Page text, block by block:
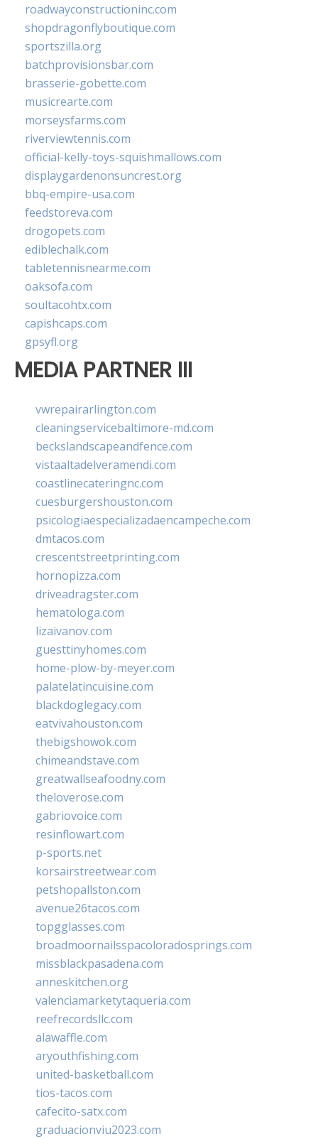
roadwayconstructioninc.com
shopdragonflyboutique.com
sportszilla.org
batchprovisionsbar.com
brasserie-gobette.com
musicrearte.com
morseysfarms.com
riverviewtennis.com
official-kelly-toys-squishmallows.com
displaygardenonsuncrest.org
bbq-empire-usa.com
feedstoreva.com
drogopets.com
ediblechalk.com
tabletennisnearme.com
oaksofa.com
soultacohtx.com
capishcaps.com
gpsyfl.org
MEDIA PARTNER III
vwrepairarlington.com
cleaningservicebaltimore-md.com
beckslandscapeandfence.com
vistaaltadelveramendi.com
coastlinecateringnc.com
cuesburgershouston.com
psicologiaespecializadaencampeche.com
dmtacos.com
crescentstreetprinting.com
hornopizza.com
driveadragster.com
hematologa.com
lizaivanov.com
guesttinyhomes.com
home-plow-by-meyer.com
palatelatincuisine.com
blackdoglegacy.com
eatvivahouston.com
thebigshowok.com
chimeandstave.com
greatwallseafoodny.com
theloverose.com
gabriovoice.com
resinflowart.com
p-sports.net
korsairstreetwear.com
petshopallston.com
avenue26tacos.com
topgglasses.com
broadmoornailsspacoloradosprings.com
missblackpasadena.com
anneskitchen.org
valenciamarketytaqueria.com
reefrecordsllc.com
alawaffle.com
aryouthfishing.com
united-basketball.com
tios-tacos.com
cafecito-satx.com
graduacionviu2023.com